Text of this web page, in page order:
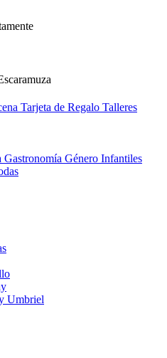
Tarjeta de Regalo Talleres
Gastronomía Género Infantiles
Umbriel